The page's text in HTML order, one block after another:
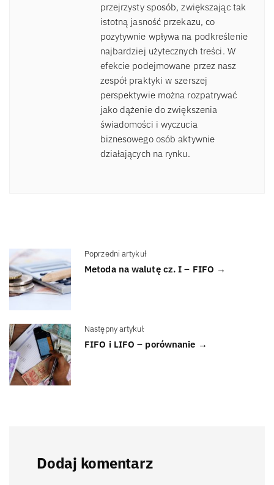
przejrzysty sposób, zwiększając tak
istotną jasność przekazu, co
pozytywnie wpływa na podkreślenie
najbardziej użytecznych treści. W
efekcie podejmowane przez nasz
zespół praktyki w szerszej
perspektywie można rozpatrywać
jako dążenie do zwiększenia
świadomości i wyczucia
biznesowego osób aktywnie
działających na rynku.
Poprzedni artykuł
Metoda na walutę cz. I – FIFO →
Następny artykuł
FIFO i LIFO – porównanie →
Dodaj komentarz